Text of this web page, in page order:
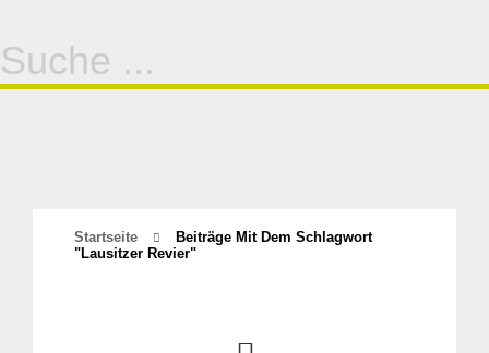
Suche
für:
Startseite
Beiträge Mit Dem Schlagwort
"lausitzer Revier"